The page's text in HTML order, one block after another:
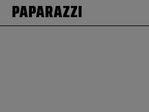
PAPARAZZI